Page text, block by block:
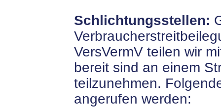
Schlichtungsstellen:
VersVermV teilen wir
bereit sind an einem
teilzunehmen.
angerufen werden: